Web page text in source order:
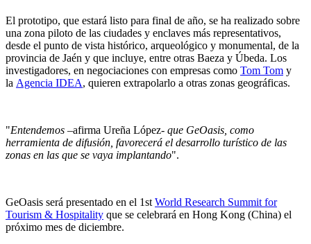
El prototipo, que estará listo para final de año, se ha realizado sobre
una zona piloto de las ciudades y enclaves más representativos,
desde el punto de vista histórico, arqueológico y monumental, de la
provincia de Jaén y que incluye, entre otras Baeza y Úbeda. Los
investigadores, en negociaciones con empresas como Tom Tom y
la Agencia IDEA, quieren extrapolarlo a otras zonas geográficas.
"Entendemos –afirma Ureña López- que GeOasis, como
herramienta de difusión, favorecerá el desarrollo turístico de las
zonas en las que se vaya implantando".
GeOasis será presentado en el 1st World Research Summit for
Tourism & Hospitality que se celebrará en Hong Kong (China) el
próximo mes de diciembre.